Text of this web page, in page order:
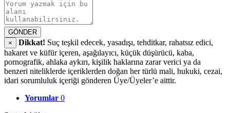
GÖNDER
×
Dikkat! Suç teşkil edecek, yasadışı, tehditkar, rahatsız edici,
hakaret ve küfür içeren, aşağılayıcı, küçük düşürücü, kaba,
pornografik, ahlaka aykırı, kişilik haklarına zarar verici ya da
benzeri niteliklerde içeriklerden doğan her türlü mali, hukuki, cezai,
idari sorumluluk içeriği gönderen Üye/Üyeler’e aittir.
Yorumlar 0